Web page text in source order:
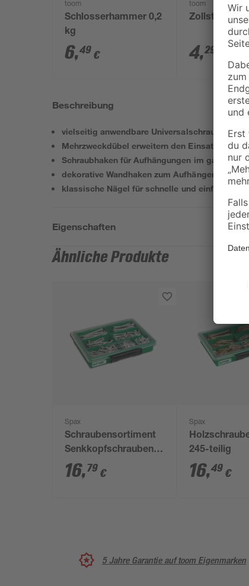
toom
Schlosserhammer 0,2
kg
6,49 €
toom
Zollstock
4,29
Beschreibung
vielseitig anwendbare Universalschrauben
Mehrzweckdübel erweitern den
Schraubhaken für Aufhängungen im ganzen
dekorative Wandhaken zum Aufhängen von
klassische Nägel für schnelle und einfache
Eigenschaften
Ähnliche Produkte
Spax
Schraubensortiment
Senkkopfschrauben
T-Star plus Stahl
verzinkt 245-teilig
16,79 €
Spax
245-teilig
16,49 €
5 Jahre Garantie auf toom Eigenmarken